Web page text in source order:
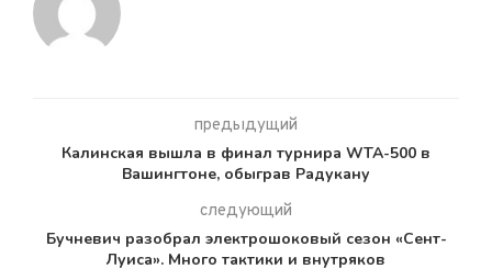
предыдущий
Калинская вышла в финал турнира WTA-500 в
Вашингтоне, обыграв Радукану
следующий
Бучневич разобрал электрошоковый сезон «Сент-
Луиса». Много тактики и внутряков